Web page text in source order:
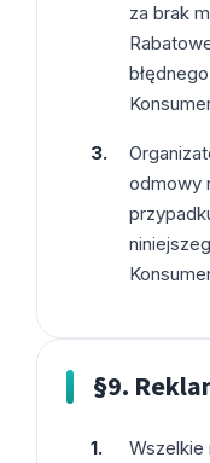
za brak
odmowy
§9.